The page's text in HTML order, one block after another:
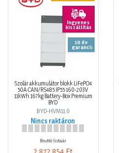
Ingyenes
kiszállítás
10 év
garancia
Szolár akkumulátor blokk LiFePO4
50A CAN/RS485 IP55 160-203V
11kWh 167kg Battery-Box Premium
BYD
BYD-HVM11.0
Nincs raktáron
Bruttó listaár